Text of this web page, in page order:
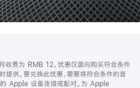
收费为 RMB 12。优惠仅面向购买符合条件
供。要兑换此优惠，需要将符合条件的音
Apple 设备连接或配对。为 Apple